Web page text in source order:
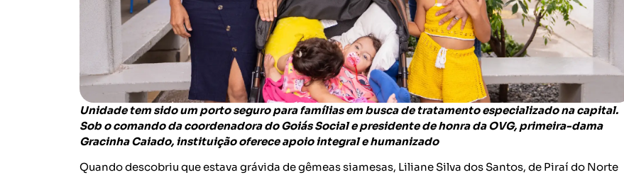
Unidade tem sido um porto seguro para famílias em busca de tratamento especializado na capital.
Sob o comando da coordenadora do Goiás Social e presidente de honra da OVG, primeira-dama
Gracinha Caiado, instituição oferece apoio integral e humanizado
Quando descobriu que estava grávida de gêmeas siamesas, Liliane Silva dos Santos, de Piraí do Norte